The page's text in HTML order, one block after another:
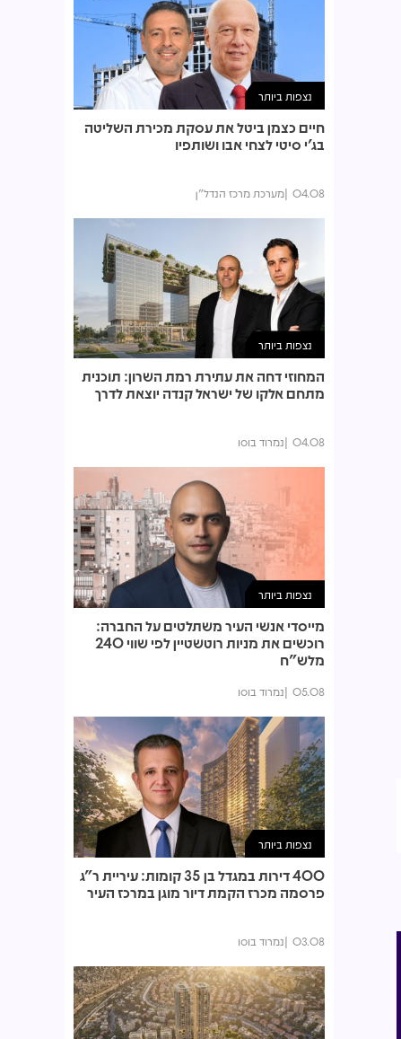
נצפות ביותר
חיים כצמן ביטל את עסקת מכירת השליטה
בג'י סיטי לצחי אבו ושותפיו
04.08 מערכת מרכז הנדל"ן
נצפות ביותר
המחוזי דחה את עתירת רמת השרון: תוכנית
מתחם אלקו של ישראל קנדה יוצאת לדרך
04.08 נמרוד בוסו
נצפות ביותר
מייסדי אנשי העיר משתלטים על החברה:
רוכשים את מניות רוטשטיין לפי שווי 240
מלש"ח
05.08 נמרוד בוסו
נצפות ביותר
400 דירות במגדל בן 35 קומות: עיריית ר"ג
פרסמה מכרז הקמת דיור מוגן במרכז העיר
03.08 נמרוד בוסו